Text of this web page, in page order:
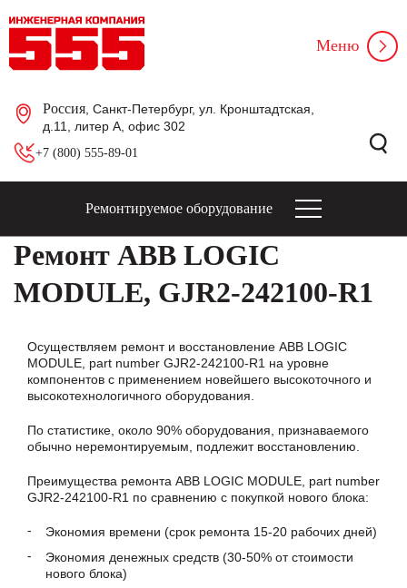
Россия , Санкт-Петербург, ул. Кронштадтская,
д.11, литер А, офис 302
+7 (800) 555-89-01
Меню
Ремонтируемое оборудование
Ремонт ABB LOGIC
MODULE, GJR2-242100-R1
Осуществляем ремонт и восстановление ABB LOGIC
MODULE, part number GJR2-242100-R1 на уровне
компонентов с применением новейшего высокоточного и
высокотехнологичного оборудования.
По статистике, около 90% оборудования, признаваемого
обычно неремонтируемым, подлежит восстановлению.
Преимущества ремонта ABB LOGIC MODULE, part number
GJR2-242100-R1 по сравнению с покупкой нового блока:
Экономия времени (срок ремонта 15-20 рабочих дней)
Экономия денежных средств (30-50% от стоимости
нового блока)